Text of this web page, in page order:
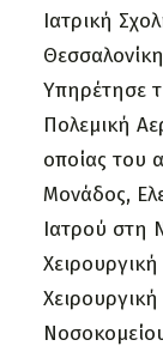
Ιατρική
Υπηρέτησε
Πολεμική
οποίας του
Μονάδος,
Ιατρού στη
Χειρουργική